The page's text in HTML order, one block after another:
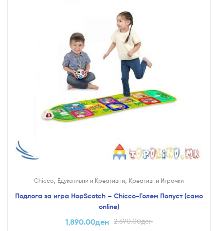
Chicco, Едукативни и Креативни, Креативни Играчки
Подлога за игра HopScotch – Chicco-Голем Попуст (само
online)
2,690.00ден
1,890.00ден